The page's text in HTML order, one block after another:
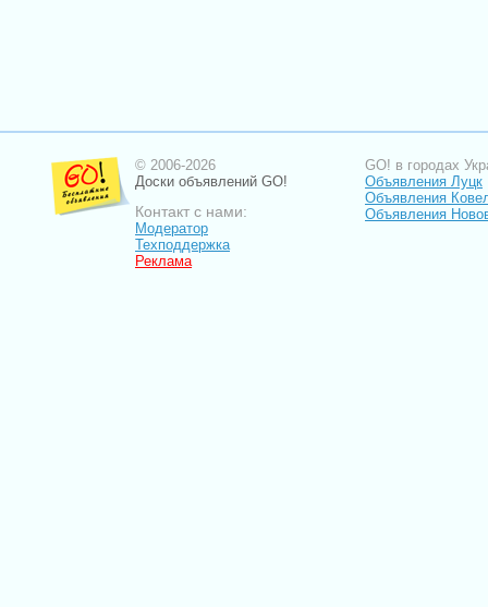
© 2006-2026
Доски объявлений GO!
Контакт с нами:
Модератор
Техподдержка
Реклама
GO! в городах
Объявления Луцк
Объявления
Объявления